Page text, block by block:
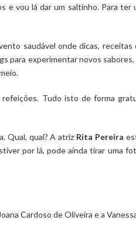
e vou lá dar um saltinho. Para ter
saudável onde dicas,
para experimentar novos
Tudo isto de forma
Qual, qual? A atriz Rita Pereira
por lá, pode ainda tirar uma
Cardoso de Oliveira e a